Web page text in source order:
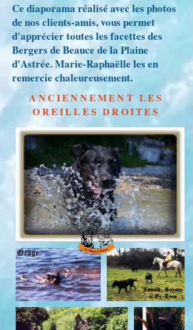
Ce diaporama réalisé avec les photos
de nos clients-amis, vous permet
d'apprécier toutes les facettes des
Bergers de Beauce de la Plaine
d'Astrée. Marie-Raphaëlle les en
remercie chaleureusement.
ANCIENNEMENT LES
OREILLES DROITES